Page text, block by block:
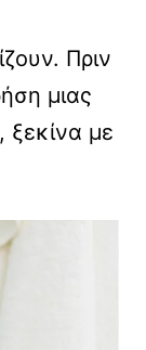
Πριν
μιας
ξεκίνα με